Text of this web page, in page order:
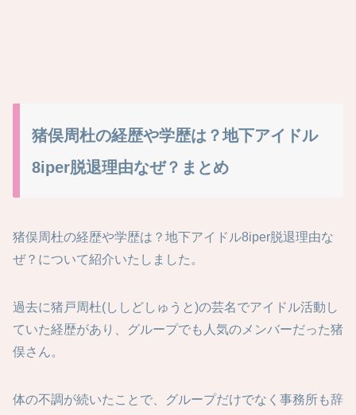
猪俣周杜の経歴や学歴は？地下アイドル
8iper脱退理由なぜ？まとめ
猪俣周杜の経歴や学歴は？地下アイドル8iper脱退理由な
ぜ？について紹介いたしました。
過去に猪戸周杜(ししどしゅうと)の芸名でアイドル活動し
ていた経歴があり、グループでも人気のメンバーだった猪
俣さん。
体の不調が続いたことで、グループだけでなく事務所も辞